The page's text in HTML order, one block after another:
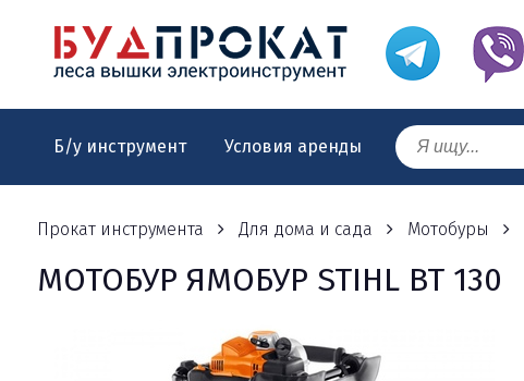
Б/у инструмент Условия аренды
Прокат инструмента Для дома и сада Мотобуры
МОТОБУР ЯМОБУР STIHL BT 130